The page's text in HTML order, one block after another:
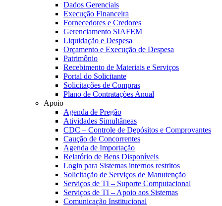
Dados Gerenciais
Execução Financeira
Fornecedores e Credores
Gerenciamento SIAFEM
Liquidação e Despesa
Orçamento e Execução de Despesa
Patrimônio
Recebimento de Materiais e Serviços
Portal do Solicitante
Solicitações de Compras
Plano de Contratações Anual
Apoio
Agenda de Pregão
Atividades Simultâneas
CDC – Controle de Depósitos e Comprovantes
Caução de Concorrentes
Agenda de Importação
Relatório de Bens Disponíveis
Login para Sistemas internos restritos
Solicitação de Serviços de Manutenção
Serviços de TI – Suporte Computacional
Serviços de TI – Apoio aos Sistemas
Comunicação Institucional